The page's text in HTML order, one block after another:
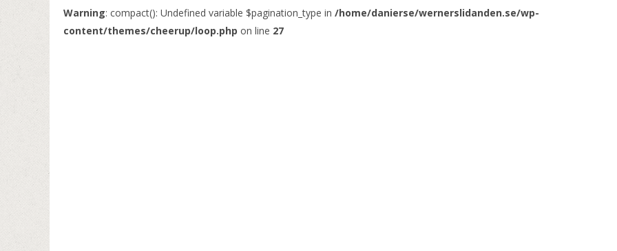
Warning: compact(): Undefined variable $pagination_type in /home/danierse/wernerslidanden.se/wp-
content/themes/cheerup/loop.php on line 27